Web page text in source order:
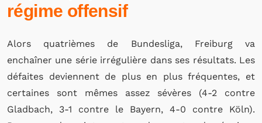
régime offensif
Alors quatrièmes de Bundesliga, Freiburg va
enchaîner une série irrégulière dans ses résultats. Les
défaites deviennent de plus en plus fréquentes, et
certaines sont mêmes assez sévères (4-2 contre
Gladbach, 3-1 contre le Bayern, 4-0 contre Köln).